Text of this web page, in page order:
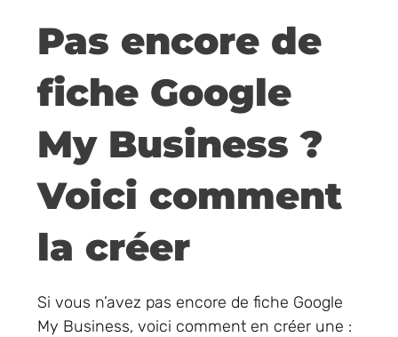
Pas encore de
fiche Google
My Business ?
Voici comment
la créer
Si vous n’avez pas encore de fiche Google
My Business, voici comment en créer une :